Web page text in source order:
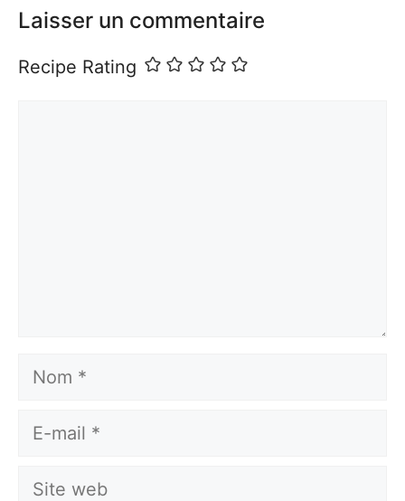
Laisser un commentaire
Recipe Rating
Nom
E-
Site